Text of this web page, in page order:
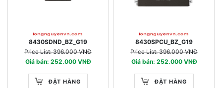
8430SDND_BZ_G19
Price List: 396.000 VNĐ
Giá bán: 252.000 VNĐ
ĐẶT HÀNG
8430SPCU_BZ_G19
Price List: 396.000 VNĐ
Giá bán: 252.000 VNĐ
ĐẶT HÀNG